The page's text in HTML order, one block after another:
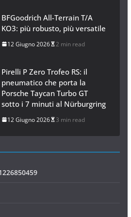
BFGoodrich All-Terrain T/A
KO3: più robusto, più versatile
12 Giugno 2026 2 min read
Pirelli P Zero Trofeo RS: il
pneumatico che porta la
Porsche Taycan Turbo GT
sotto i 7 minuti al Nürburgring
12 Giugno 2026 3 min read